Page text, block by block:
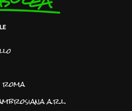
roma
a.r.l.